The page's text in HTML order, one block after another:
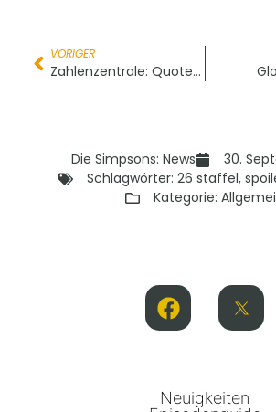
VORIGER
Zahlenzentrale: Quoten Silly Simpsony
Die Simpsons: News
30.
Schlagwörter: 26 staffel,
Kategorie:
Neuigkeiten